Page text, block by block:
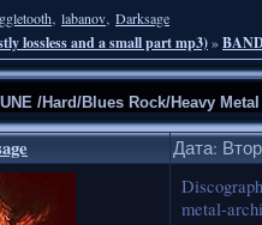
, labanov, Darksage
lossless and a small part mp3)»
/Hard/Blues Rock/Heavy Metal
Дата:
metal-